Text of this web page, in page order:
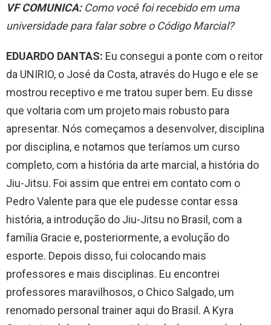
VF COMUNICA:Como você foi recebido em uma
universidade para falar sobre o Código Marcial?
EDUARDO DANTAS: Eu consegui a ponte com o reitor
da UNIRIO, o José da Costa, através do Hugo e ele se
mostrou receptivo e me tratou super bem. Eu disse
que voltaria com um projeto mais robusto para
apresentar. Nós começamos a desenvolver, disciplina
por disciplina, e notamos que teríamos um curso
completo, com a história da arte marcial, a história do
Jiu-Jitsu. Foi assim que entrei em contato com o
Pedro Valente para que ele pudesse contar essa
história, a introdução do Jiu-Jitsu no Brasil, com a
família Gracie e, posteriormente, a evolução do
esporte. Depois disso, fui colocando mais
professores e mais disciplinas. Eu encontrei
professores maravilhosos, o Chico Salgado, um
renomado personal trainer aqui do Brasil. A Kyra